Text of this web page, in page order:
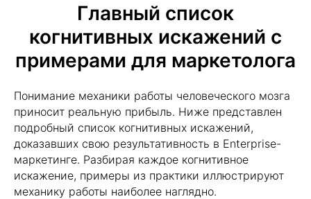
Главный список
когнитивных искажений с
примерами для маркетолога
Понимание механики работы человеческого мозга
приносит реальную прибыль. Ниже представлен
подробный список когнитивных искажений,
доказавших свою результативность в Enterprise-
маркетинге. Разбирая каждое когнитивное
искажение, примеры из практики иллюстрируют
механику работы наиболее наглядно.